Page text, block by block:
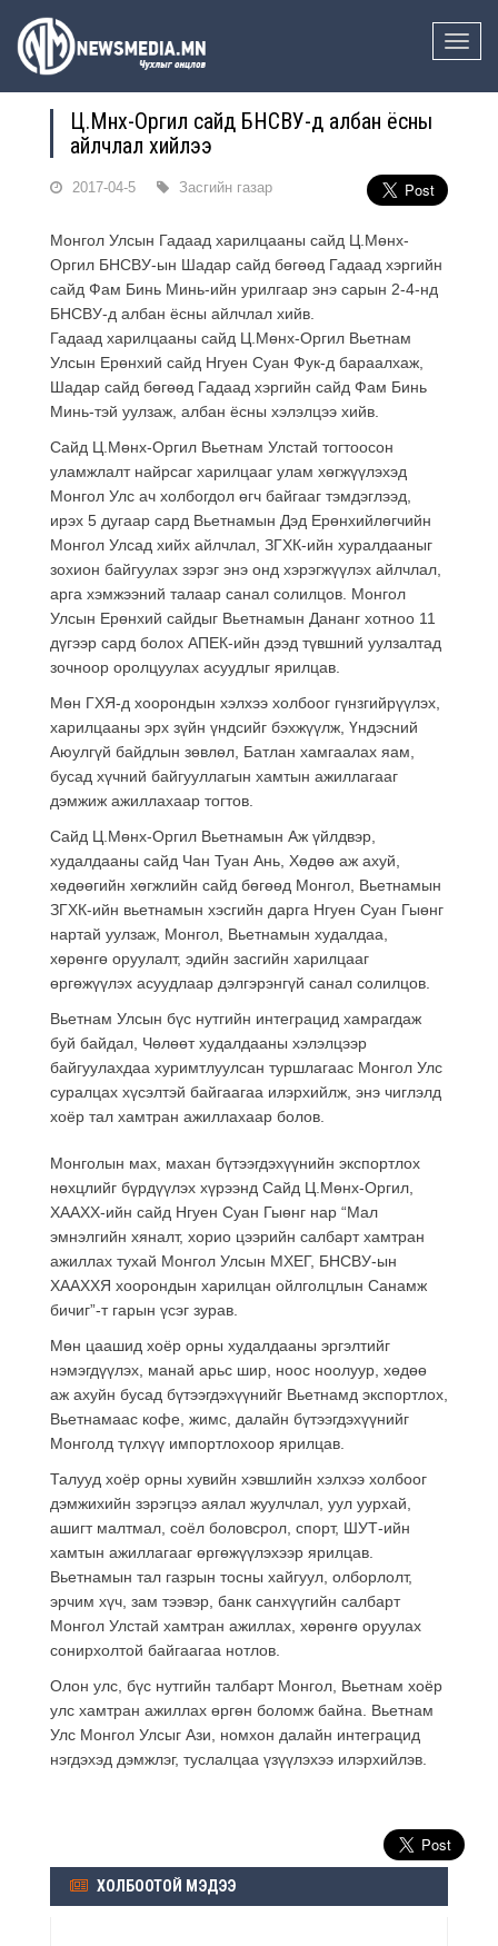
Toggle
Ц.Мөнх-Оргил сайд БНСВУ-д албан ёсны
айлчлал хийлээ
2017-04-5 Засгийн газар
Монгол Улсын Гадаад харилцааны сайд Ц.Мөнх-
Оргил БНСВУ-ын Шадар сайд бөгөөд Гадаад хэргийн
сайд Фам Бинь Минь-ийн урилгаар энэ сарын 2-4-нд
БНСВУ-д албан ёсны айлчлал хийв.
Гадаад харилцааны сайд Ц.Мөнх-Оргил Вьетнам
Улсын Ерөнхий сайд Нгуен Суан Фук-д бараалхаж,
Шадар сайд бөгөөд Гадаад хэргийн сайд Фам Бинь
Минь-тэй уулзаж, албан ёсны хэлэлцээ хийв.
Сайд Ц.Мөнх-Оргил Вьетнам Улстай тогтоосон
уламжлалт найрсаг харилцааг улам хөгжүүлэхэд
Монгол Улс ач холбогдол өгч байгааг тэмдэглээд,
ирэх 5 дугаар сард Вьетнамын Дэд Ерөнхийлөгчийн
Монгол Улсад хийх айлчлал, ЗГХК-ийн хуралдааныг
зохион байгуулах зэрэг энэ онд хэрэгжүүлэх айлчлал,
арга хэмжээний талаар санал солилцов. Монгол
Улсын Ерөнхий сайдыг Вьетнамын Дананг хотноо 11
дүгээр сард болох АПЕК-ийн дээд түвшний уулзалтад
зочноор оролцуулах асуудлыг ярилцав.
Мөн ГХЯ-д хоорондын хэлхээ холбоог гүнзгийрүүлэх,
харилцааны эрх зүйн үндсийг бэхжүүлж, Үндэсний
Аюулгүй байдлын зөвлөл, Батлан хамгаалах яам,
бусад хүчний байгууллагын хамтын ажиллагааг
дэмжиж ажиллахаар тогтов.
Сайд Ц.Мөнх-Оргил Вьетнамын Аж үйлдвэр,
худалдааны сайд Чан Туан Ань, Хөдөө аж ахуй,
хөдөөгийн хөгжлийн сайд бөгөөд Монгол, Вьетнамын
ЗГХК-ийн вьетнамын хэсгийн дарга Нгуен Суан Гыөнг
нартай уулзаж, Монгол, Вьетнамын худалдаа,
хөрөнгө оруулалт, эдийн засгийн харилцааг
өргөжүүлэх асуудлаар дэлгэрэнгүй санал солилцов.
Вьетнам Улсын бүс нутгийн интеграцид хамрагдаж
буй байдал, Чөлөөт худалдааны хэлэлцээр
байгуулахдаа хуримтлуулсан туршлагаас Монгол Улс
суралцах хүсэлтэй байгаагаа илэрхийлж, энэ чиглэлд
хоёр тал хамтран ажиллахаар болов.
Монголын мах, махан бүтээгдэхүүнийн экспортлох
нөхцлийг бүрдүүлэх хүрээнд Сайд Ц.Мөнх-Оргил,
ХААХХ-ийн сайд Нгуен Суан Гыөнг нар “Мал
эмнэлгийн хяналт, хорио цээрийн салбарт хамтран
ажиллах тухай Монгол Улсын МХЕГ, БНСВУ-ын
ХААХХЯ хоорондын харилцан ойлголцлын Санамж
бичиг”-т гарын үсэг зурав.
Мөн цаашид хоёр орны худалдааны эргэлтийг
нэмэгдүүлэх, манай арьс шир, ноос ноолуур, хөдөө
аж ахуйн бусад бүтээгдэхүүнийг Вьетнамд экспортлох,
Вьетнамаас кофе, жимс, далайн бүтээгдэхүүнийг
Монголд түлхүү импортлохоор ярилцав.
Талууд хоёр орны хувийн хэвшлийн хэлхээ холбоог
дэмжихийн зэрэгцээ аялал жуулчлал, уул уурхай,
ашигт малтмал, соёл боловсрол, спорт, ШУТ-ийн
хамтын ажиллагааг өргөжүүлэхээр ярилцав.
Вьетнамын тал газрын тосны хайгуул, олборлолт,
эрчим хүч, зам тээвэр, банк санхүүгийн салбарт
Монгол Улстай хамтран ажиллах, хөрөнгө оруулах
сонирхолтой байгаагаа нотлов.
Олон улс, бүс нутгийн талбарт Монгол, Вьетнам хоёр
улс хамтран ажиллах өргөн боломж байна. Вьетнам
Улс Монгол Улсыг Ази, номхон далайн интеграцид
нэгдэхэд дэмжлэг, туслалцаа үзүүлэхээ илэрхийлэв.
ХОЛБООТОЙ МЭДЭЭ